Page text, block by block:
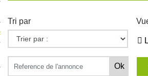
à NESTOR
Tri par